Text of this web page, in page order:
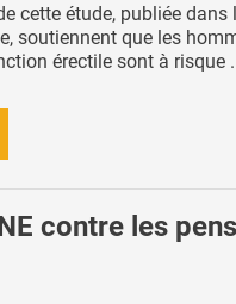
cette étude, publiée dans
soutiennent que les
érectile sont à risque
contre les